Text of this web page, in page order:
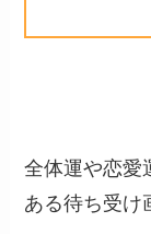
全体運や恋愛
ある待ち受け